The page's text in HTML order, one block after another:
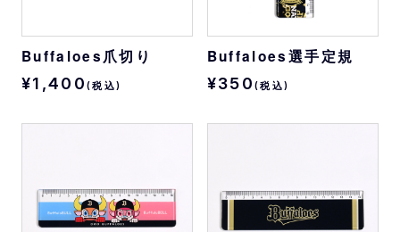
Buffaloes爪切り
¥1,400 (税込)
Buffaloes選手定規
¥350(税込)